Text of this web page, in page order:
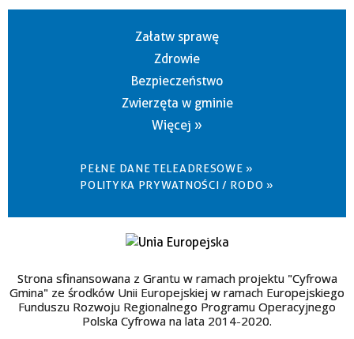
Załatw sprawę
Zdrowie
Bezpieczeństwo
Zwierzęta w gminie
Więcej »
PEŁNE DANE TELEADRESOWE »
POLITYKA PRYWATNOŚCI / RODO »
Strona sfinansowana z Grantu w ramach projektu "Cyfrowa
Gmina" ze środków Unii Europejskiej w ramach Europejskiego
Funduszu Rozwoju Regionalnego Programu Operacyjnego
Polska Cyfrowa na lata 2014-2020.